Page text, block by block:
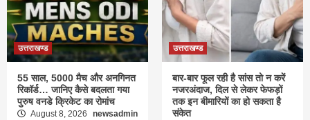
उत्तराखण्ड
55 साल, 5000 मैच और अनगिनत
रिकॉर्ड… जानिए कैसे बदलता गया
पुरुष वनडे क्रिकेट का रोमांच
August 8, 2026 newsadmin
उत्तराखण्ड
बार-बार फूल रही है सांस तो न करें
नजरअंदाज, दिल से लेकर फेफड़ों
तक इन बीमारियों का हो सकता है
संकेत